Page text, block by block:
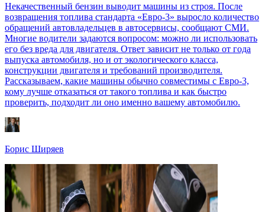
Некачественный бензин выводит машины из строя. После
возвращения топлива стандарта «Евро-3» выросло количество
обращений автовладельцев в автосервисы, сообщают СМИ.
Многие водители задаются вопросом: можно ли использовать
его без вреда для двигателя. Ответ зависит не только от года
выпуска автомобиля, но и от экологического класса,
конструкции двигателя и требований производителя.
Рассказываем, какие машины обычно совместимы с Евро-3,
кому лучше отказаться от такого топлива и как быстро
проверить, подходит ли оно именно вашему автомобилю.
Борис Ширяев